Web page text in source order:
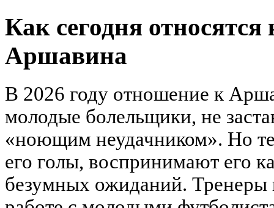
Как сегодня
Аршавина
В 2026 году отношение к
молодые болельщики, не
«ноющим неудачником». Но
его голы, воспринимают его
безумных ожиданий. Тренеры